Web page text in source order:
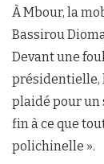
À Mbour, la
Bassirou
Devant une
présidentielle,
plaidé pour un
fin à ce que
polichinelle ».